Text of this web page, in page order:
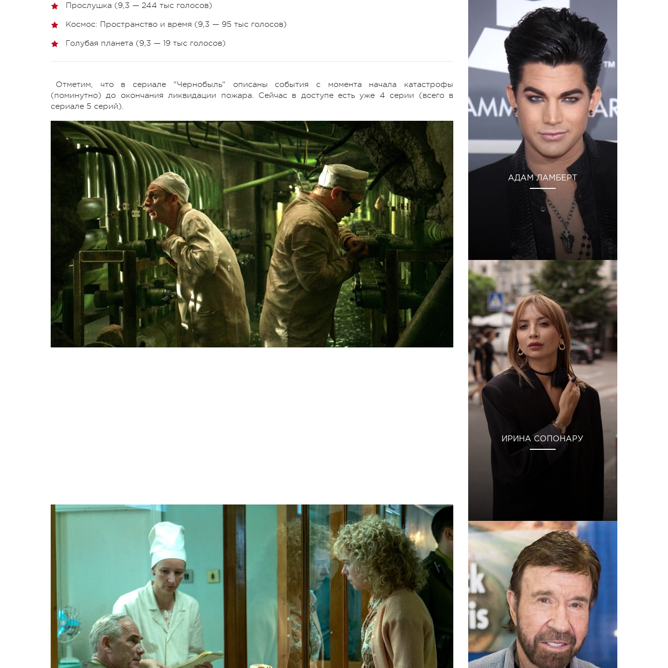
Прослушка (9,3 — 244 тыс голосов)
Космос: Пространство и время (9,3 — 95 тыс голосов)
Голубая планета (9,3 — 19 тыс голосов)
Отметим, что в сериале "Чернобыль" описаны события с момента начала катастрофы
(поминутно) до окончания ликвидации пожара. Сейчас в доступе есть уже 4 серии (всего в
сериале 5 серий).
АДАМ ЛАМБЕРТ
ИРИНА СОПОНАРУ